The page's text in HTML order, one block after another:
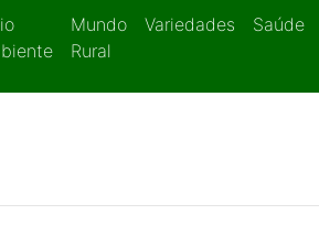
Mundo
Rural
Variedades Saúde